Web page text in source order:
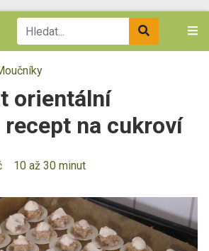
orientální
recept na cukroví
10 až 30 minut